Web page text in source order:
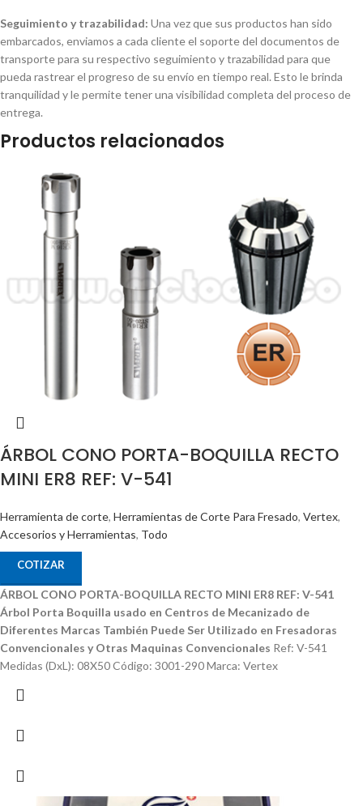
Seguimiento y trazabilidad: Una vez que sus productos han sido
embarcados, enviamos a cada cliente el soporte del documentos de
transporte para su respectivo seguimiento y trazabilidad para que
pueda rastrear el progreso de su envío en tiempo real. Esto le brinda
tranquilidad y le permite tener una visibilidad completa del proceso de
entrega.
Productos relacionados
ÁRBOL CONO PORTA-BOQUILLA RECTO
MINI ER8 REF: V-541
Herramienta de corte, Herramientas de Corte Para Fresado, Vertex,
Accesorios y Herramientas, Todo
COTIZAR
ÁRBOL CONO PORTA-BOQUILLA RECTO MINI ER8 REF: V-541
Árbol Porta Boquilla usado en Centros de Mecanizado de
Diferentes Marcas También Puede Ser Utilizado en Fresadoras
Convencionales y Otras Maquinas Convencionales Ref: V-541
Medidas (DxL): 08X50 Código: 3001-290 Marca: Vertex